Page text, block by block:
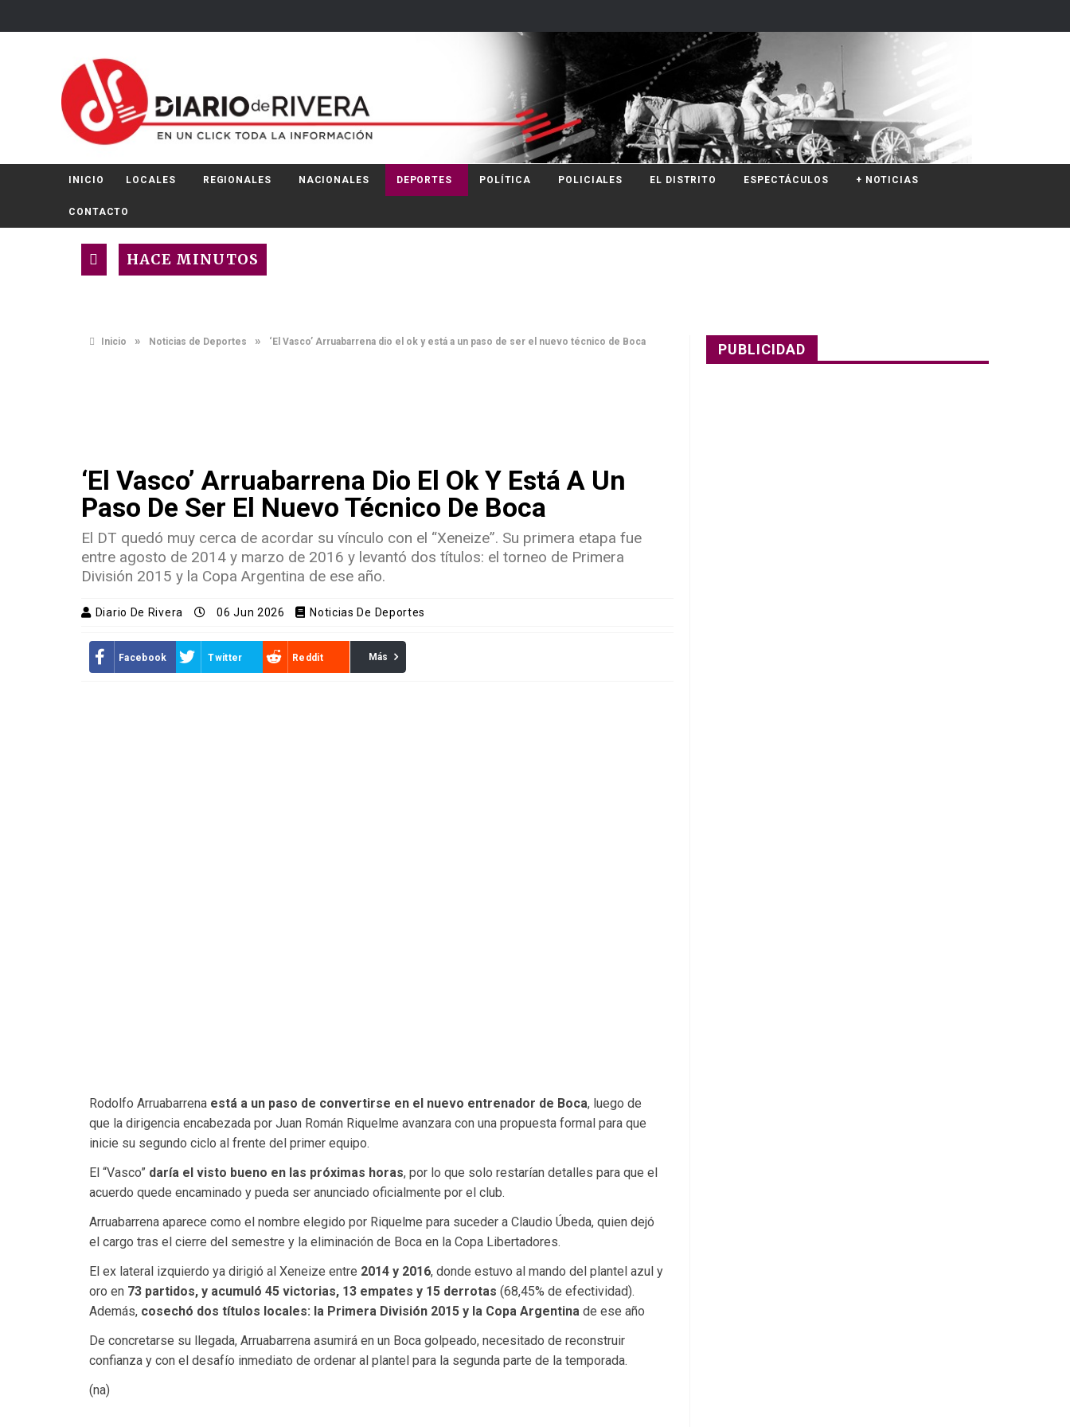
INICIO LOCALES REGIONALES NACIONALES DEPORTES POLÍTICA POLICIALES EL DISTRITO ESPECTÁCULOS + NOTICIAS
CONTACTO
HACE MINUTOS
Inicio » Noticias de Deportes » ‘El Vasco’ Arruabarrena dio el ok y está a un paso de ser el nuevo técnico de Boca
‘El Vasco’ Arruabarrena Dio El Ok Y Está A Un
Paso De Ser El Nuevo Técnico De Boca
El DT quedó muy cerca de acordar su vínculo con el “Xeneize”. Su primera etapa fue
entre agosto de 2014 y marzo de 2016 y levantó dos títulos: el torneo de Primera
División 2015 y la Copa Argentina de ese año.
Diario De Rivera 06 Jun 2026 Noticias De Deportes
Facebook Twitter Reddit Más
Rodolfo Arruabarrena está a un paso de convertirse en el nuevo entrenador de Boca, luego de
que la dirigencia encabezada por Juan Román Riquelme avanzara con una propuesta formal para que
inicie su segundo ciclo al frente del primer equipo.
El “Vasco” daría el visto bueno en las próximas horas, por lo que solo restarían detalles para que el
acuerdo quede encaminado y pueda ser anunciado oficialmente por el club.
Arruabarrena aparece como el nombre elegido por Riquelme para suceder a Claudio Úbeda, quien dejó
el cargo tras el cierre del semestre y la eliminación de Boca en la Copa Libertadores.
El ex lateral izquierdo ya dirigió al Xeneize entre 2014 y 2016, donde estuvo al mando del plantel azul y
oro en 73 partidos, y acumuló 45 victorias, 13 empates y 15 derrotas (68,45% de efectividad).
Además, cosechó dos títulos locales: la Primera División 2015 y la Copa Argentina de ese año
De concretarse su llegada, Arruabarrena asumirá en un Boca golpeado, necesitado de reconstruir
confianza y con el desafío inmediato de ordenar al plantel para la segunda parte de la temporada.
(na)
PUBLICIDAD